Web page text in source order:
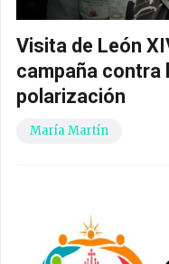
Visita de León
campaña contra
polarización
María Martín